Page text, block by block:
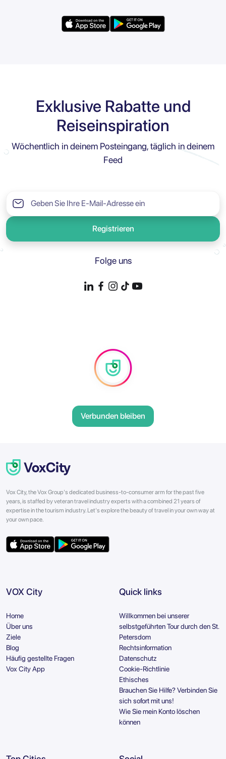
Exklusive Rabatte und
Reiseinspiration
Wöchentlich in deinem Posteingang, täglich in deinem
Feed
Registrieren
Folge uns
Verbunden bleiben
Vox City, the Vox Group's dedicated business-to-consumer arm for the past five
years, is staffed by veteran travel industry experts with a combined 21 years of
expertise in the tourism industry. Let's explore the beauty of travel in your own way at
your own pace.
VOX City
Home
Über uns
Ziele
Blog
Häufig gestellte Fragen
Vox City App
Quick links
Willkommen bei unserer
selbstgeführten Tour durch den St.
Petersdom
Rechtsinformation
Datenschutz
Cookie-Richtlinie
Ethisches
Brauchen Sie Hilfe? Verbinden Sie
sich sofort mit uns!
Wie Sie mein Konto löschen
können